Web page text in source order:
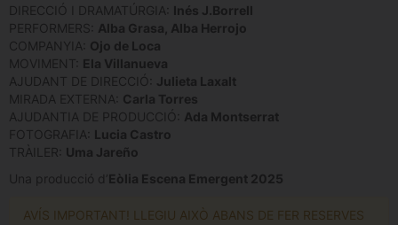
DIRECCIÓ I DRAMATÚRGIA: Inés J.Borrell
PERFORMERS: Alba Grasa, Alba Herrojo
COMPANYIA: Ojo de Loca
MOVIMENT: Ela Villanueva
AJUDANT DE DIRECCIÓ: Julieta Laxalt
MIRADA EXTERNA: Carla Torres
AJUDANTIA DE PRODUCCIÓ: Ada Montserrat
FOTOGRAFIA: Lucia Castro
TRÀILER: Uma Jareño
Una producció d’Eòlia Escena Emergent 2025
AVÍS IMPORTANT! LLEGIU AIXÒ ABANS DE FER RESERVES